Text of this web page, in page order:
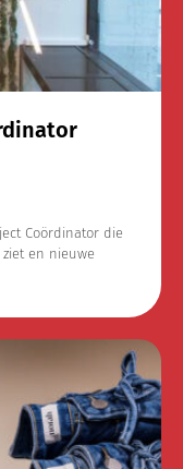
Coördinator die
en nieuwe